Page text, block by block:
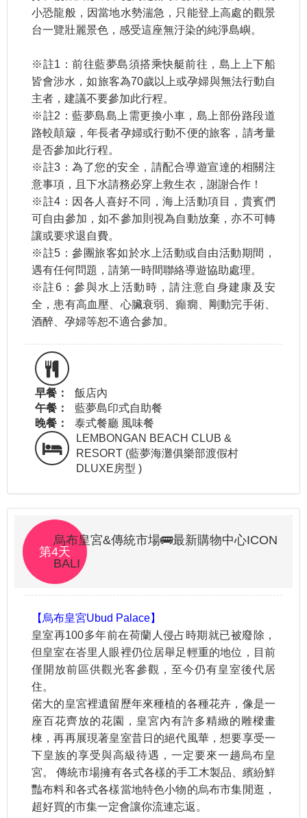
小恐龍般，因當地水勢湍急，只能登上高處的觀景
台一覽壯麗景色，感受這座無汙染的純淨島嶼。
※註1：前往藍夢島須搭乘快艇前往，島上上下船
皆會涉水，如旅客為70歲以上或孕婦與無法行動自
主者，建議不要參加此行程。
※註2：藍夢島島上需更換小車，島上部份路段道
路較顛簸，年長者孕婦或行動不便的旅客，請考量
是否參加此行程。
※註3：為了您的安全，請配合導遊宣達的相關注
意事項，且下水請務必穿上救生衣，謝謝合作！
※註4：因各人喜好不同，海上活動項目，貴賓們
可自由參加，如不參加則視為自動放棄，亦不可轉
讓或要求退自費。
※註5：參團旅客如於水上活動或自由活動期間，
遇有任何問題，請第一時間聯絡導遊協助處理。
※註6：參與水上活動時，請注意自身建康及安
全，患有高血壓、心臟衰弱、癲癇、剛動完手術、
酒醉、孕婦等恕不適合參加。
早餐：
飯店內
午餐：
藍夢島印式自助餐
晚餐：
泰式餐廳 風味餐
LEMBONGAN BEACH CLUB &
RESORT (藍夢海灘俱樂部渡假村
DLUXE房型 )
第4天
烏布皇宮&傳統市場🚌最新購物中心ICON
BALI
【烏布皇宮Ubud Palace】
皇室再100多年前在荷蘭人侵占時期就已被廢除，
但皇室在峇里人眼裡仍位居舉足輕重的地位，目前
僅開放前區供觀光客參觀，至今仍有皇室後代居
住。
偌大的皇宮裡遺留歷年來種植的各種花卉，像是一
座百花齊放的花園，皇宮內有許多精緻的雕樑畫
棟，再再展現著皇室昔日的絕代風華，想要享受一
下皇族的享受與高級待遇，一定要來一趟烏布皇
宮。 傳統市場擁有各式各樣的手工木製品、繽紛鮮
豔布料和各式各樣當地特色小物的烏布市集閒逛，
超好買的市集一定會讓你流連忘返。